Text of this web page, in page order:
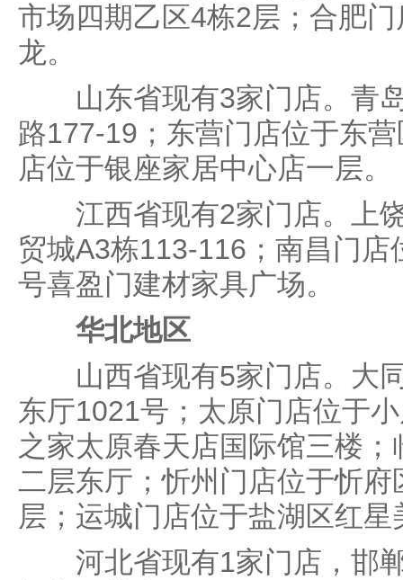
市场四期乙区4栋2层；合肥
龙。
山东省现有3家门店。青岛
路177-19；东营门店位于东
店位于银座家居中心店一层。
江西省现有2家门店。上饶
贸城A3栋113-116；南昌门
号喜盈门建材家具广场。
华北地区
山西省现有5家门店。大同
东厅1021号；太原门店位于
之家太原春天店国际馆三楼
二层东厅；忻州门店位于忻
层；运城门店位于盐湖区红
河北省现有1家门店，邯郸